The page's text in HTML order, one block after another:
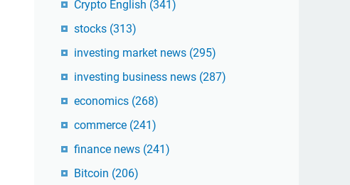
Crypto English (341)
stocks (313)
investing market news (295)
investing business news (287)
economics (268)
commerce (241)
finance news (241)
Bitcoin (206)